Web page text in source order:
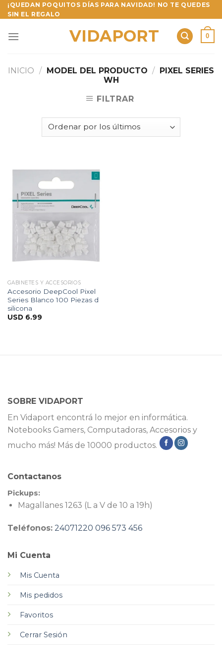
Skip
to
¡QUEDAN POQUITOS DÍAS PARA NAVIDAD! NO TE QUEDES
SIN EL REGALO
VIDAPORT 0
INICIO / MODEL DEL PRODUCTO / PIXEL SERIES
WH
FILTRAR
GABINETES Y ACCESORIOS
Accesorio DeepCool Pixel
Series Blanco 100 Piezas d
silicona
USD 6.99
SOBRE VIDAPORT
En Vidaport encontrá lo mejor en informática.
Notebooks Gamers, Computadoras, Accesorios y
mucho más! Más de 10000 productos.
Mi Cuenta
Mis Cuenta
Mis pedidos
Favoritos
Cerrar Sesión
Contactanos
Pickups:
Magallanes 1263 (L a V de 10 a 19h)
Teléfonos: 24071220 096 573 456